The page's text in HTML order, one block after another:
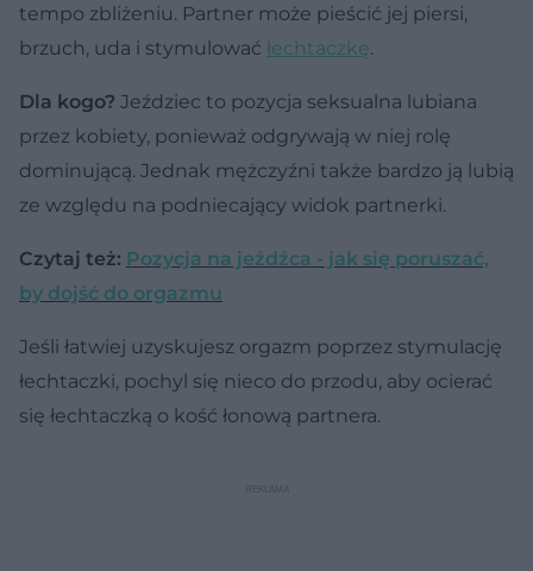
tempo zbliżeniu. Partner może pieścić jej piersi,
brzuch, uda i stymulować łechtaczkę.
Dla kogo? Jeździec to pozycja seksualna lubiana
przez kobiety, ponieważ odgrywają w niej rolę
dominującą. Jednak mężczyźni także bardzo ją lubią
ze względu na podniecający widok partnerki.
Czytaj też: Pozycja na jeźdźca - jak się poruszać,
by dojść do orgazmu
Jeśli łatwiej uzyskujesz orgazm poprzez stymulację
łechtaczki, pochyl się nieco do przodu, aby ocierać
się łechtaczką o kość łonową partnera.